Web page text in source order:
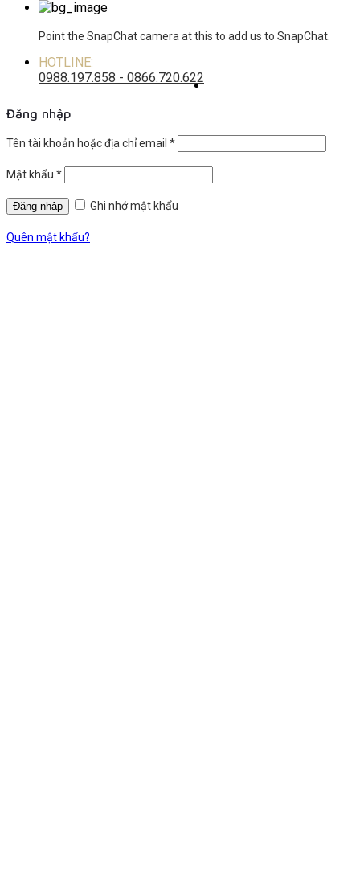
Point the SnapChat camera at this to add us to SnapChat.
HOTLINE:
0988.197.858 - 0866.720.622
Đăng nhập
Tên tài khoản hoặc địa chỉ email *
Mật khẩu *
Ghi nhớ mật khẩu
Quên mật khẩu?